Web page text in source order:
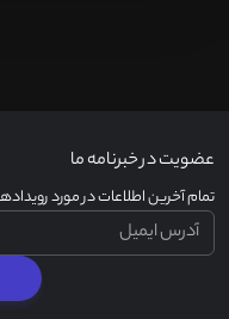
عضویت در خبرنامه ما
تمام آخرین اطلاعات در مورد